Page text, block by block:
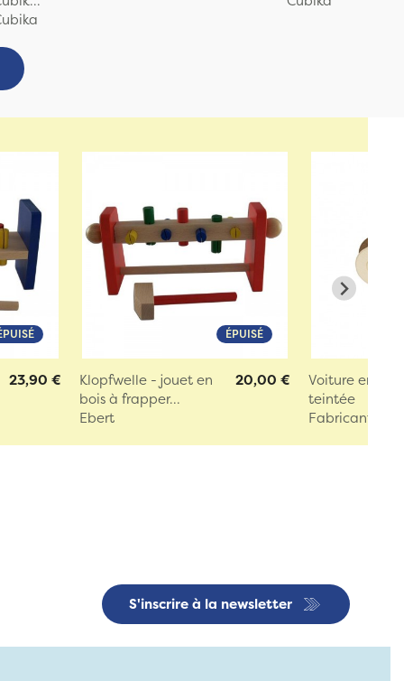
23,90 €
ÉPUISÉ
Klopfwelle - jouet en
bois à frapper...
Ebert
20,00 €
Voiture en
teintée
Fabricant
S'inscrire à la newsletter